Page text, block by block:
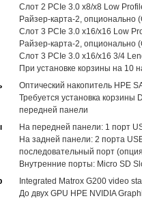
Слот 2 PCIe 3.0 x8/x8 Low
Райзер-карта-2, опционально
Слот 3 PCIe 3.0 x16/x16 Low
Райзер-карта-2, опционально
Слот 3 PCIe 3.0 x16/x16 3/4
При установке корзины на 10
Оптический накопитель HPE
Требуется установка корзины
передней панели
На передней панели: 1 порт
На задней панели: 2 порта
последовательный порт
Внутренние порты: Micro SD
Integrated Matrox G200 video
До двух GPU HPE NVIDIA